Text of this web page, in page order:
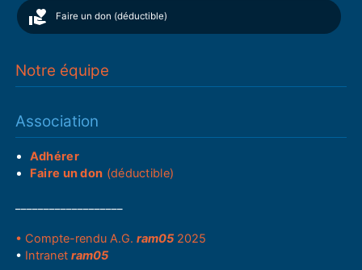
Faire un don (déductible)
Notre équipe
Association
Adhérer
Faire un don (déductible)
• Compte-rendu A.G.ram05 2025
• Intranetram05